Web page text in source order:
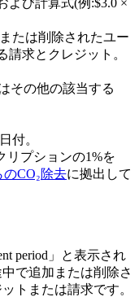
よび計算式(例:$3.0 ×
たは削除されたユー
求とクレジット。
その他の該当する
付。
リプションの1%を
CO₂除去に拠出して
period」と表示され
で追加または削除さ
トまたは請求です。